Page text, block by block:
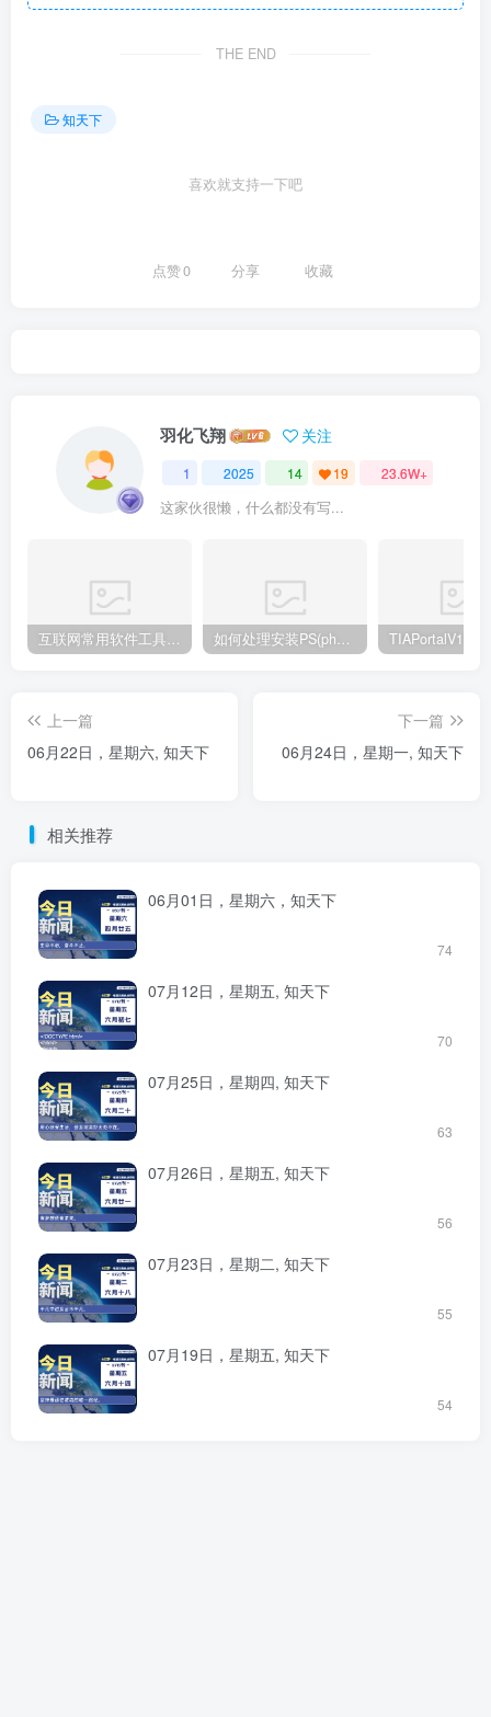
THE END
知天下
喜欢就支持一下吧
点赞0 分享 收藏
羽化飞翔 关注
1 2025 14 19 23.6W+
这家伙很懒，什么都没有写...
互联网常用软件工具资源汇总贴 如何处理安装PS(photoshop cc2018) 时，提示系统或者IE浏览器需要升级
上一篇
06月22日，星期六, 知天下
下一篇
06月24日，星期一, 知天下
相关推荐
06月01日，星期六，知天下
74
07月12日，星期五, 知天下
70
07月25日，星期四, 知天下
63
07月26日，星期五, 知天下
56
07月23日，星期二, 知天下
55
07月19日，星期五, 知天下
54